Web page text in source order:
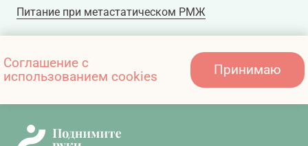
Питание при метастатическом РМЖ
Витаминный коктейль: обзор биодобавок,
псевдовитаминов и метабиотиков
Соглашение с
использованием cookies
Принимаю